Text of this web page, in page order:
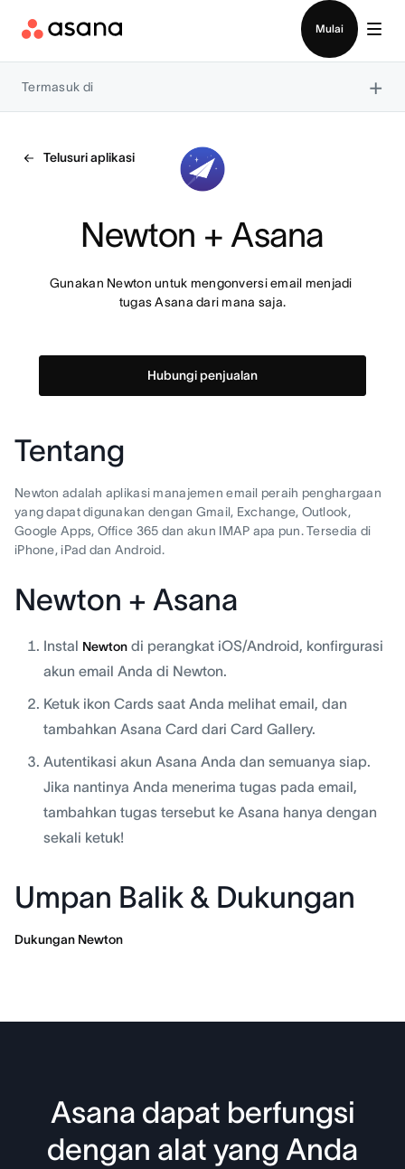
Mulai
Termasuk di ×
Telusuri aplikasi
Newton + Asana
Gunakan Newton untuk mengonversi email menjadi
tugas Asana dari mana saja.
Hubungi penjualan
Tentang
Newton adalah aplikasi manajemen email peraih penghargaan
yang dapat digunakan dengan Gmail, Exchange, Outlook,
Google Apps, Office 365 dan akun IMAP apa pun. Tersedia di
iPhone, iPad dan Android.
Newton + Asana
Instal Newton di perangkat iOS/Android, konfirgurasi
akun email Anda di Newton.
Ketuk ikon Cards saat Anda melihat email, dan
tambahkan Asana Card dari Card Gallery.
Autentikasi akun Asana Anda dan semuanya siap.
Jika nantinya Anda menerima tugas pada email,
tambahkan tugas tersebut ke Asana hanya dengan
sekali ketuk!
Umpan Balik & Dukungan
Dukungan Newton
Asana dapat berfungsi
dengan alat yang Anda